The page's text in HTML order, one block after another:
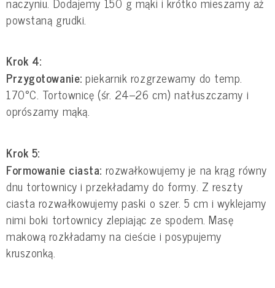
powstaną grudki.
Krok 4:
Przygotowanie: piekarnik rozgrzewamy do temp.
170°C. Tortownicę (śr. 24–26 cm) natłuszczamy i
oprószamy mąką.
Krok 5:
Formowanie ciasta: rozwałkowujemy je na krąg równy
dnu tortownicy i przekładamy do formy. Z reszty
ciasta rozwałkowujemy paski o szer. 5 cm i wyklejamy
nimi boki tortownicy zlepiając ze spodem. Masę
makową rozkładamy na cieście i posypujemy
kruszonką.